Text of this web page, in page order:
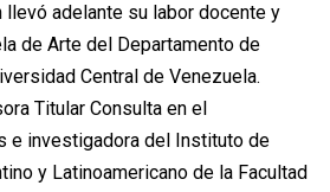
llevó adelante su labor docente y
de Arte del Departamento de
Central de Venezuela.
Titular Consulta en el
e investigadora del Instituto de
y Latinoamericano de la Facultad